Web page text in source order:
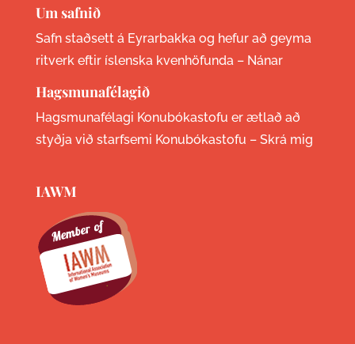
Um safnið
Safn staðsett á Eyrarbakka og hefur að geyma
ritverk eftir íslenska kvenhöfunda – Nánar
Hagsmunafélagið
Hagsmunafélagi Konubókastofu er ætlað að
styðja við starfsemi Konubókastofu – Skrá mig
IAWM